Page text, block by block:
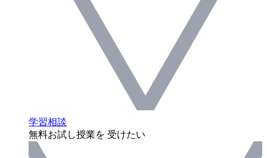
学習相談
無料お試し授業を 受けたい